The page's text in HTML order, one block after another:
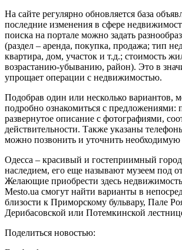
На сайте регулярно обновляется база
последние изменения в сфере
поиска на портале можно задать
(раздел – аренда, покупка, продажа; тип
квартира, дом, участок и т.д.; стоимость
возрастанию-убыванию, район). Это в
упрощает операции с недвижимостью.
Подобрав один или несколько вариантов,
подробно ознакомиться с предложениями:
развернутое описание с фотографиями,
действительности. Также указаны
можно позвонить и уточнить
Одесса – красивый и гостеприимный
наследием, его еще называют музеем под
Желающие приобрести здесь недвижимость
Mesto.ua смогут найти варианты в
близости к Приморскому бульвару, Пале
Дерибасовской или Потемкинской
Поделиться новостью: